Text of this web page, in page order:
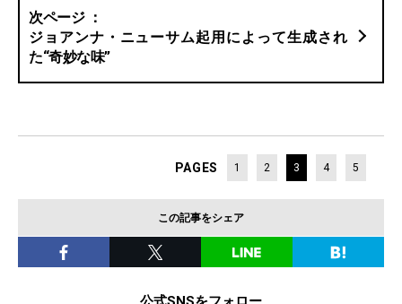
ジョアンナ・ニューサム起用によって生成され
た“奇妙な味”
PAGES 1 2 3 4 5
この記事をシェア